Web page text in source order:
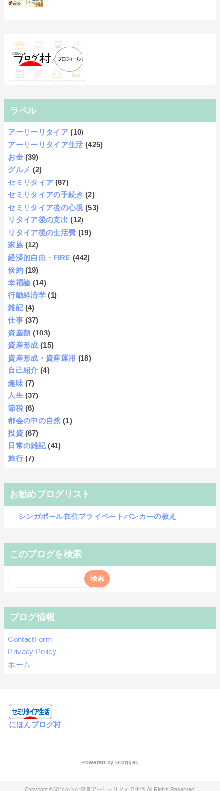
ラベル
アーリーリタイア (10)
アーリーリタイア生活 (425)
お金 (39)
グルメ (2)
セミリタイア (87)
セミリタイアの手続き (2)
セミリタイア後の心境 (53)
リタイア後の支出 (12)
リタイア後の生活費 (19)
家族 (12)
経済的自由・FIRE (442)
倹約 (19)
幸福論 (14)
行動経済学 (1)
雑記 (4)
仕事 (37)
資産額 (103)
資産形成 (15)
資産形成・資産運用 (18)
自己紹介 (4)
趣味 (7)
人生 (37)
節税 (6)
都会の中の自然 (1)
投資 (67)
日常の雑記 (41)
旅行 (7)
お勧めブログリスト
シンガポール在住プライベートバンカーの教え
このブログを検索
ブログ情報
ContactForm
Privacy Policy
ホーム
にほんブログ村
Powered by Blogger.
50代からの東京アーリーリタイア生活